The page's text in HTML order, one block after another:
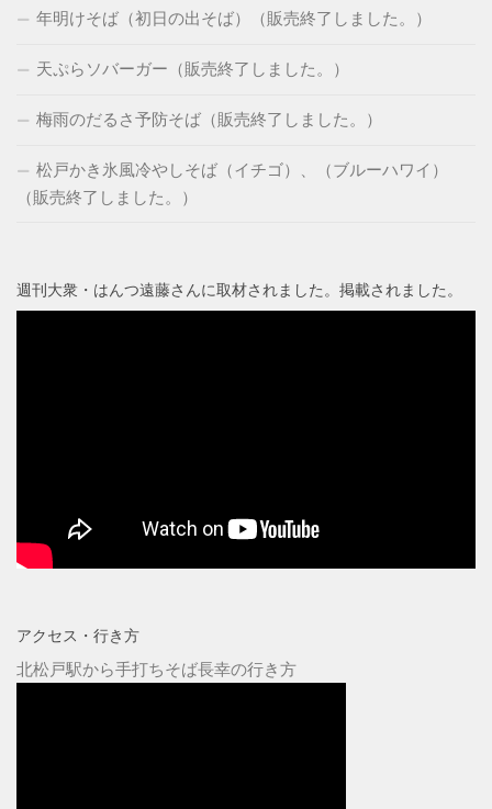
年明けそば（初日の出そば）（販売終了しました。）
天ぷらソバーガー（販売終了しました。）
梅雨のだるさ予防そば（販売終了しました。）
松戸かき氷風冷やしそば（イチゴ）、（ブルーハワイ）
（販売終了しました。）
週刊大衆・はんつ遠藤さんに取材されました。掲載されました。
アクセス・行き方
北松戸駅から手打ちそば長幸の行き方